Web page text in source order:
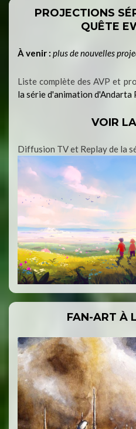
PROJECTIONS
QUÊTE
À venir : plus de nouvelles
Liste complète des AVP et
la série d'animation d'Andarta
VOIR
Diffusion TV et Replay de la
FAN-ART À